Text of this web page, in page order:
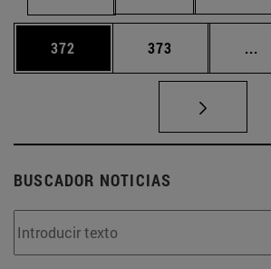
Página
372 Página
373 ...
BUSCADOR NOTICIAS